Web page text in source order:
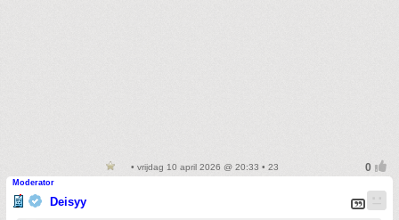
• vrijdag 10 april 2026 @ 20:33 • 23
Moderator
Deisyy